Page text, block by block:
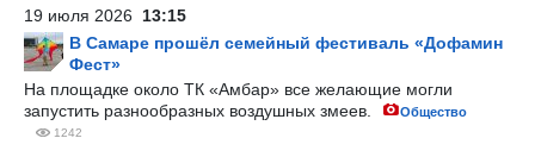
19 июля 2026 13:15
В Самаре прошёл семейный фестиваль «Дофамин
Фест»
На площадке около ТК «Амбар» все желающие могли
запустить разнообразных воздушных змеев.
Общество
1242